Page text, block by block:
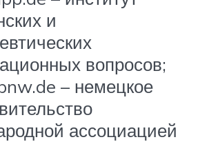
и
вопросов;
– немецкое
ассоциацией